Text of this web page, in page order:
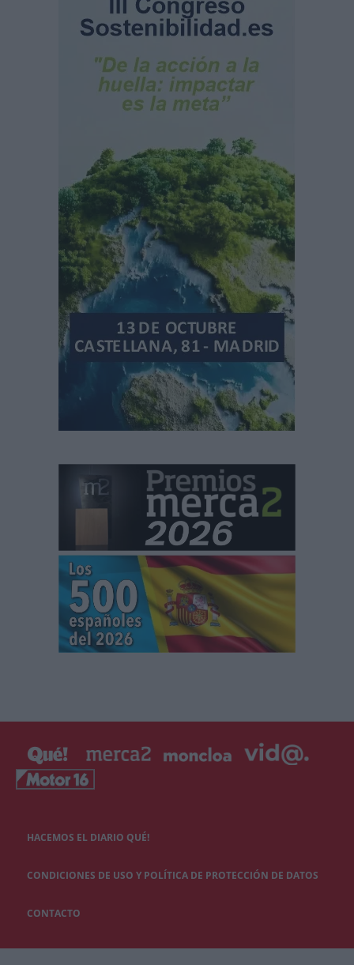
HACEMOS EL DIARIO QUÉ!
CONDICIONES DE USO Y POLÍTICA DE PROTECCIÓN DE DATOS
CONTACTO